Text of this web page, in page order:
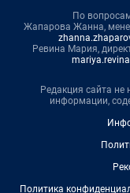
По
Жапарова Жанна,
Ревина Мария,
Редакция сайта не
информации,
Политика